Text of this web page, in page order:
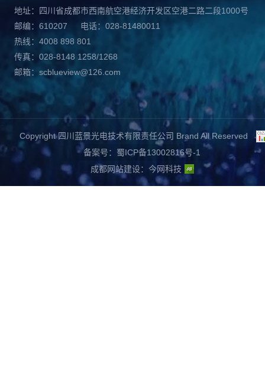
地址：四川省成都市西南航空港经济开发区空港二路二段1000号
邮编：610207
电话：028-81480011
热线：4008 898 801
传真：028-8148 1258/1268
邮箱：scblueview@126.com
Copyright 四川蓝景光电技术有限责任公司 Brand All Reserved
备案号：蜀ICP备13002816号-1
成都网站建设： 今网科技